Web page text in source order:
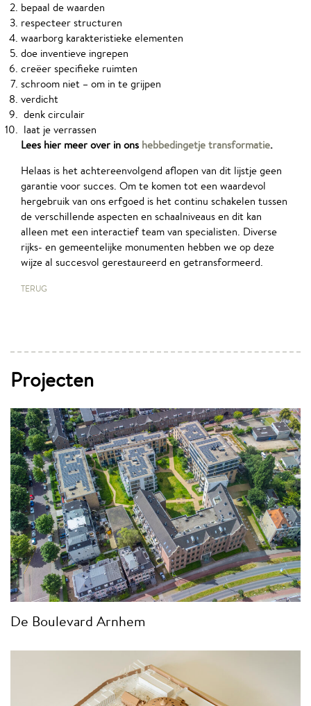
bepaal de waarden
respecteer structuren
waarborg karakteristieke elementen
doe inventieve ingrepen
creëer specifieke ruimten
schroom niet – om in te grijpen
verdicht
denk circulair
laat je verrassen
Lees hier meer over in ons hebbedingetje transformatie.
Helaas is het achtereenvolgend aflopen van dit lijstje geen
garantie voor succes. Om te komen tot een waardevol
hergebruik van ons erfgoed is het continu schakelen tussen
de verschillende aspecten en schaalniveaus en dit kan
alleen met een interactief team van specialisten. Diverse
rijks- en gemeentelijke monumenten hebben we op deze
wijze al succesvol gerestaureerd en getransformeerd.
TERUG
Projecten
De Boulevard Arnhem